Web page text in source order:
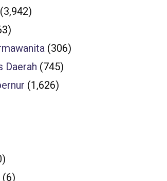
(3,942)
(306)
Daerah (745)
(1,626)
(6)